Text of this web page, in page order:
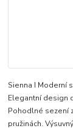
Sienna I Moderní
Elegantní design
Pohodlné sezení
pružinách.